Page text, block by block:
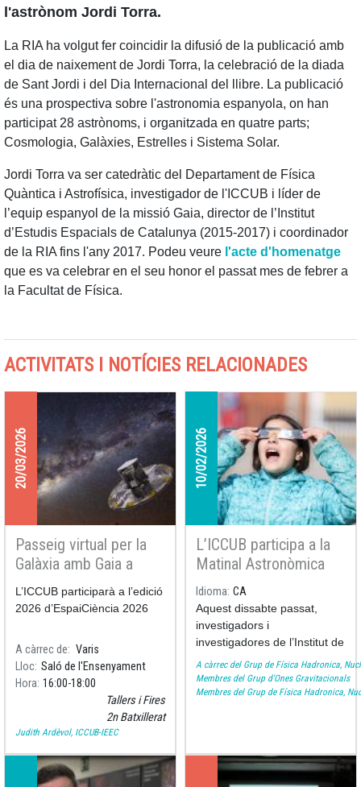
l'astrònom Jordi Torra.
La RIA ha volgut fer coincidir la difusió de la publicació amb
el dia de naixement de Jordi Torra, la celebració de la diada
de Sant Jordi i del Dia Internacional del llibre. La publicació
és una prospectiva sobre l'astronomia espanyola, on han
participat 28 astrònoms, i organitzada en quatre parts;
Cosmologia, Galàxies, Estrelles i Sistema Solar.
Jordi Torra va ser catedràtic del Departament de Física
Quàntica i Astrofísica, investigador de l'ICCUB i líder de
l’equip espanyol de la missió Gaia, director de l’Institut
d’Estudis Espacials de Catalunya (2015-2017) i coordinador
de la RIA fins l'any 2017. Podeu veure l'acte d'homenatge
que es va celebrar en el seu honor el passat mes de febrer a
la Facultat de Física.
ACTIVITATS I NOTÍCIES RELACIONADES
20/03/2026
Passeig virtual per la
Galàxia amb Gaia a
l'Espai Ciència 2026
L’ICCUB participarà a l’edició
2026 d’EspaiCiència 2026
A càrrec de
Varis
Lloc Saló de l'Ensenyament
Hora 16:00 18:00
Tallers i Fires
2n Batxillerat
Judith Ardèvol, ICCUB-IEEC
10/02/2026
L’ICCUB participa a la
Matinal Astronòmica
del Febrer Científic a
Les Franqueses del
Vallès
Idioma CA
Aquest dissabte passat,
investigadors i
investigadores de l’Institut de
Ciències del Cosmos de la
Universitat de Barcelona
(ICCUB) van participar a la
L’activitat s’emmarca dins del
A càrrec del Grup de Física Hadronica,
Membres del Grup d'Ones Gravitacionals
Membres del Grup de Física Hadronica,